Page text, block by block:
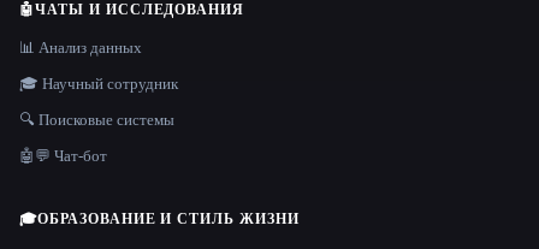
🤖ЧАТЫ И ИССЛЕДОВАНИЯ
📊 Анализ данных
🎓 Научный сотрудник
🔍 Поисковые системы
🤖💬 Чат-бот
🎓ОБРАЗОВАНИЕ И СТИЛЬ ЖИЗНИ